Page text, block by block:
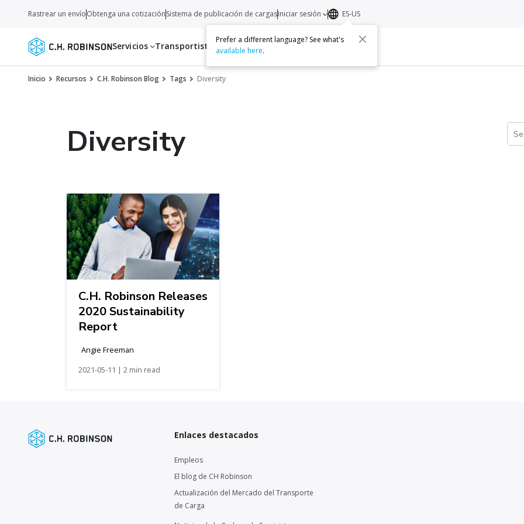
Servicios Transportistas Recursos Acerca de Contacto
Rastrear un envíoObtenga una cotizaciónSistema de publicación de cargasIniciar sesión ES-US
Prefer a different language? See what's
available here.
Inicio Recursos C.H. Robinson Blog Tags Diversity
Diversity
C.H. Robinson Releases
2020 Sustainability
Report
Angie Freeman
2021-05-11 | 2 min read
Enlaces destacados
Empleos
El blog de CH Robinson
Actualización del Mercado del Transporte
de Carga